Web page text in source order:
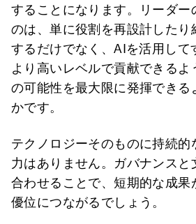
することになります。リーダー
のは、単に役割を再設計したり
するだけでなく、AIを活用して
より高いレベルで貢献できるよ
の可能性を最大限に発揮できる
かです。
テクノロジーそのものに持続的
力はありません。ガバナンスと
合わせることで、短期的な成果
優位につながるでしょう。